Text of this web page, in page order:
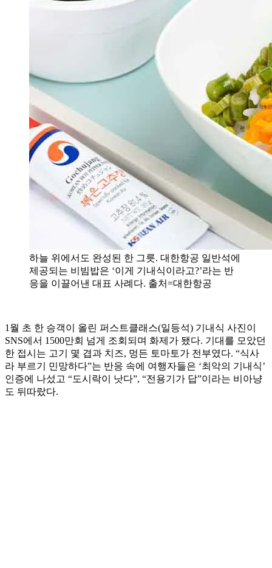
하늘 위에서도 완성된 한 그릇. 대한항공 일반석에
제공되는 비빔밥은 ‘이게 기내식이라고?’라는 반
응을 이끌어낸 대표 사례다. 출처=대한항공
1월 초 한 승객이 올린 퍼스트클래스(일등석) 기내식 사진이
SNS에서 1500만회 넘게 조회되며 화제가 됐다. 기대를 모았던
한 접시는 고기 몇 겹과 치즈, 멍든 토마토가 전부였다. “식사
라 부르기 민망하다”는 반응 속에 여행자들은 ‘최악의 기내식’
인증에 나섰고 “도시락이 낫다”, “전용기가 답”이라는 비아냥
도 뒤따랐다.